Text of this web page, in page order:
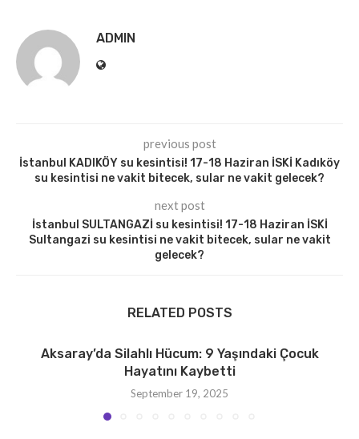
ADMIN
previous post
İstanbul KADIKÖY su kesintisi! 17-18 Haziran İSKİ Kadıköy
su kesintisi ne vakit bitecek, sular ne vakit gelecek?
next post
İstanbul SULTANGAZİ su kesintisi! 17-18 Haziran İSKİ
Sultangazi su kesintisi ne vakit bitecek, sular ne vakit
gelecek?
RELATED POSTS
Aksaray’da Silahlı Hücum: 9 Yaşındaki Çocuk
Hayatını Kaybetti
September 19, 2025